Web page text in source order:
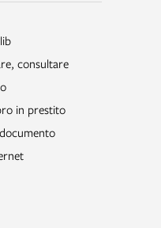
consultare
in prestito